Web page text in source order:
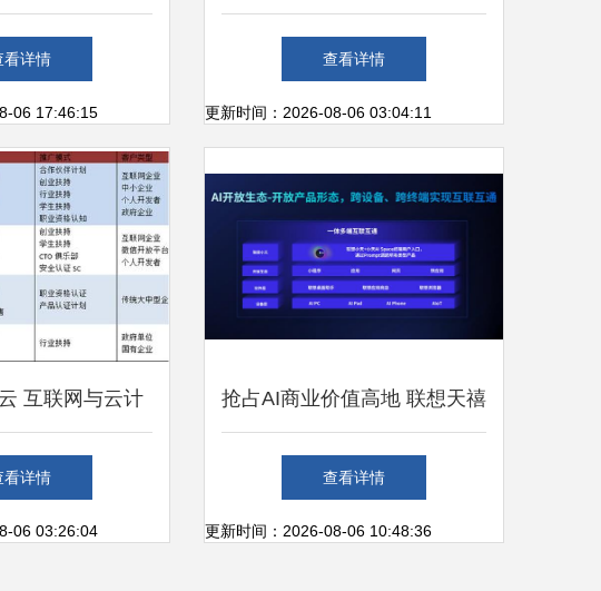
求与个人互联网
生态
看详情
06 17:46:15
昔日霸主的「蝶变」之路
查看详情
更新时间：2026-08-06 03:04:11
互联网与云计
现象探析
看详情
06 03:26:04
抢占AI商业价值高地 联想天禧
AI生态开发者沙龙厦门站圆满
收官，聚焦个人互联网服务新
查看详情
更新时间：2026-08-06 10:48:36